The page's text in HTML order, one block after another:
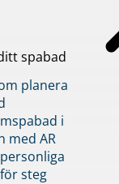
spabad
planera
i
med AR
steg